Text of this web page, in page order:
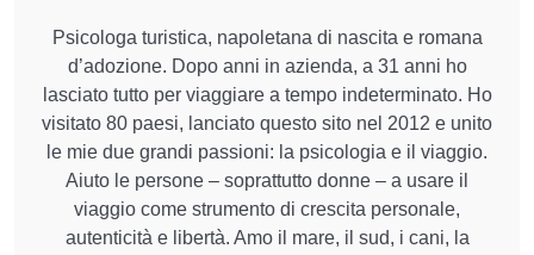
Psicologa turistica, napoletana di nascita e romana
d’adozione. Dopo anni in azienda, a 31 anni ho
lasciato tutto per viaggiare a tempo indeterminato. Ho
visitato 80 paesi, lanciato questo sito nel 2012 e unito
le mie due grandi passioni: la psicologia e il viaggio.
Aiuto le persone – soprattutto donne – a usare il
viaggio come strumento di crescita personale,
autenticità e libertà. Amo il mare, il sud, i cani, la